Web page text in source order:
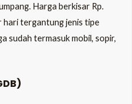
Harga berkisar Rp.
hari tergantung jenis tipe
sudah termasuk mobil, sopir,